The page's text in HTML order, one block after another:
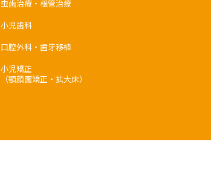
虫歯治療・根管治療
小児歯科
口腔外科・歯牙移植
小児矯正
（顎顔面矯正・拡大床）